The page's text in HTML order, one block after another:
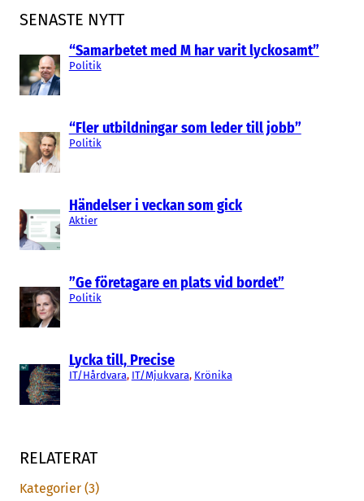
SENASTE NYTT
“Samarbetet med M har varit lyckosamt”
Politik
“Fler utbildningar som leder till jobb”
Politik
Händelser i veckan som gick
Aktier
”Ge företagare en plats vid bordet”
Politik
Lycka till, Precise
IT/Hårdvara, IT/Mjukvara, Krönika
RELATERAT
Kategorier (3)